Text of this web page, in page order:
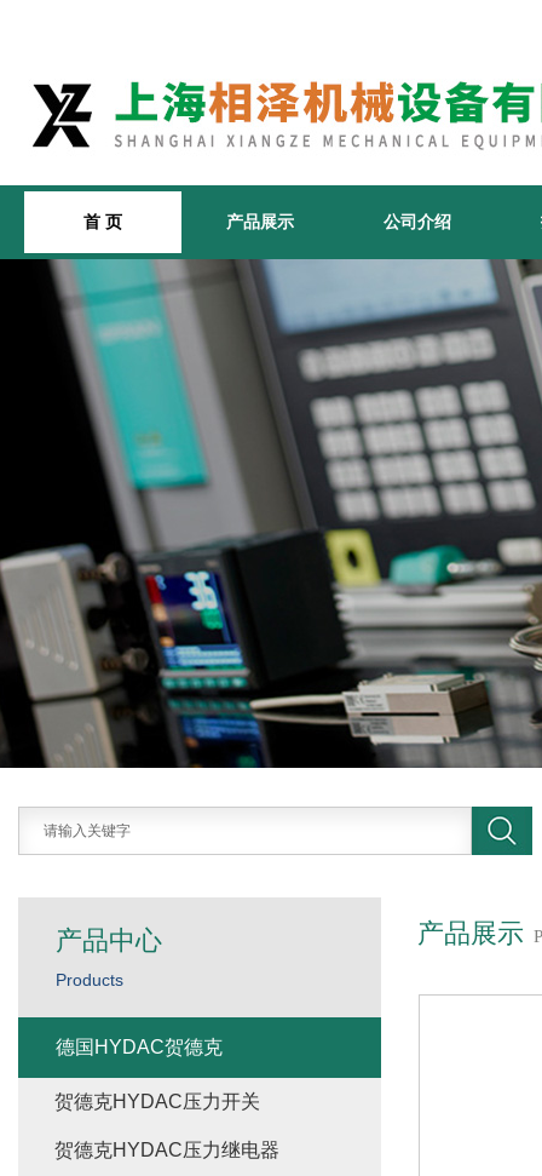
首 页 产品展示 公司介绍
产品展示
产品中心
Products
德国HYDAC贺德克
贺德克HYDAC压力开关
贺德克HYDAC压力继电器